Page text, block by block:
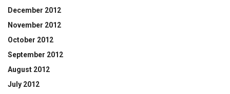
December 2012
November 2012
October 2012
September 2012
August 2012
July 2012